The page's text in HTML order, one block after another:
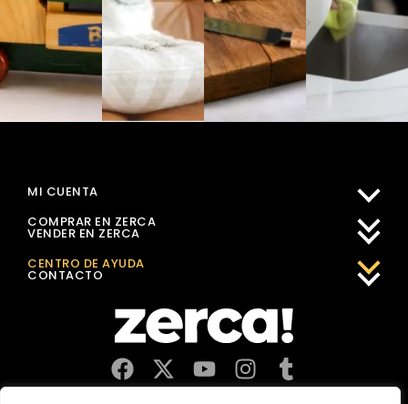
MI CUENTA
COMPRAR EN ZERCA
VENDER EN ZERCA
CENTRO DE AYUDA
CONTACTO